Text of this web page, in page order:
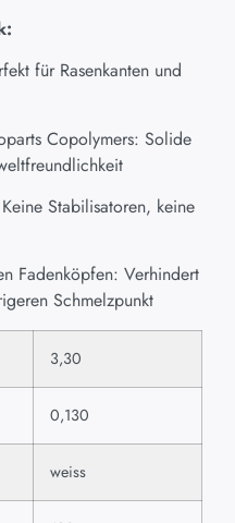
für Rasenkanten und
Copolymers: Solide
Stabilisatoren, keine
Fadenköpfen: Verhindert
Schmelzpunkt
3,30
0,130
weiss